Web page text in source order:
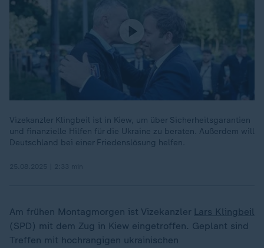
Vizekanzler Klingbeil ist in Kiew, um über Sicherheitsgarantien
und finanzielle Hilfen für die Ukraine zu beraten. Außerdem will
Deutschland bei einer Friedenslösung helfen.
Am frühen Montagmorgen ist Vizekanzler Lars Klingbeil
(SPD) mit dem Zug in Kiew eingetroffen. Geplant sind
Treffen mit hochrangigen ukrainischen